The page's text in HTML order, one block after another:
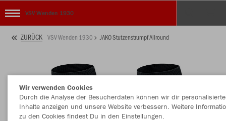
VSV Wenden 1930
ZURÜCK VSV Wenden 1930 JAKO Stutzenstrumpf Allround
Wir verwenden Cookies
Durch die Analyse der Besucherdaten können wir dir personalisierte
Inhalte anzeigen und unsere Website verbessern. Weitere
zu den Cookies findest Du in den Einstellungen.